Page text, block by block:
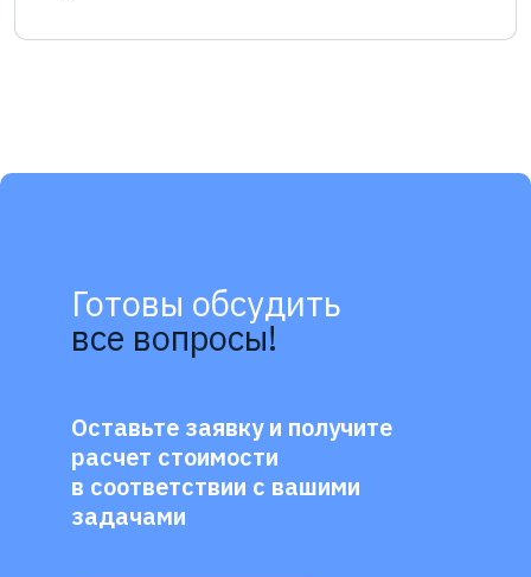
Готовы обсудить
все вопросы!
Оставьте заявку и получите
расчет стоимости
в соответствии с вашими
задачами